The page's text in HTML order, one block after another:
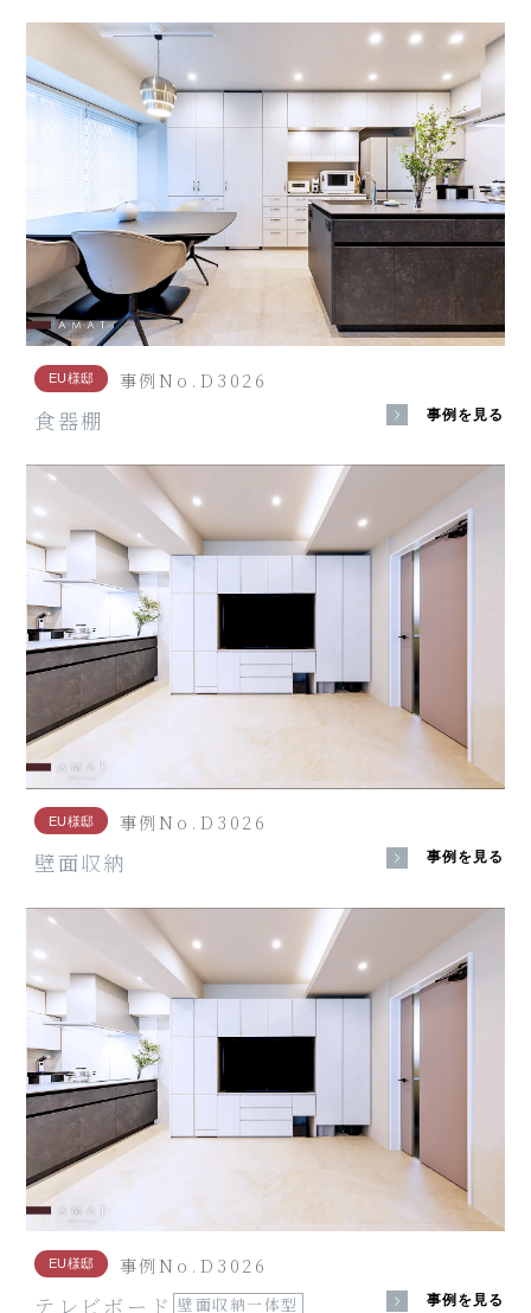
EU様邸 事例No.D3026
食器棚 事例を見る
EU様邸 事例No.D3026
壁面収納 事例を見る
EU様邸 事例No.D3026
テレビボード 壁面収納一体型 事例を見る